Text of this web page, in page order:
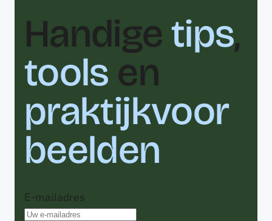
Handigetips,
tools en
praktijkvoor
beelden
E-mailadres